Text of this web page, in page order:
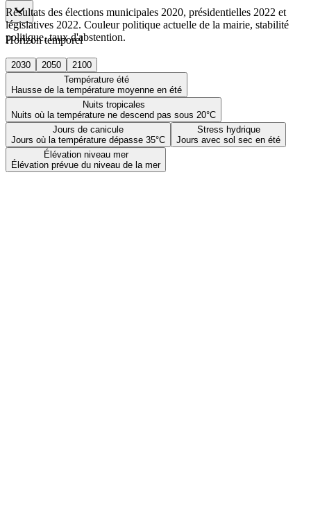
Horizon temporel
2030 2050
2100
Température été
Hausse de la température moyenne en été
Nuits tropicales
Nuits où la température ne descend pas sous 20°C
Jours de canicule
Jours où la température dépasse 35°C
Stress hydrique
Jours avec sol sec en été
Élévation niveau mer
Élévation prévue du niveau de la mer
Résultats des élections municipales 2020, présidentielles 2022 et
législatives 2022. Couleur politique actuelle de la mairie, stabilité
politique, taux d'abstention.